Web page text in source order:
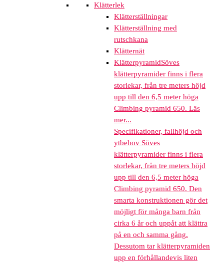
Klätterlek
Klätterställningar
Klätterställning med
rutschkana
Klätternät
KlätterpyramidSöves
klätterpyramider finns i flera
storlekar, från tre meters höjd
upp till den 6,5 meter höga
Climbing pyramid 650. Läs
mer...
Specifikationer, fallhöjd och
ytbehov Söves
klätterpyramider finns i flera
storlekar, från tre meters höjd
upp till den 6,5 meter höga
Climbing pyramid 650. Den
smarta konstruktionen gör det
möjligt för många barn från
cirka 6 år och uppåt att klättra
på en och samma gång.
Dessutom tar klätterpyramiden
upp en förhållandevis liten